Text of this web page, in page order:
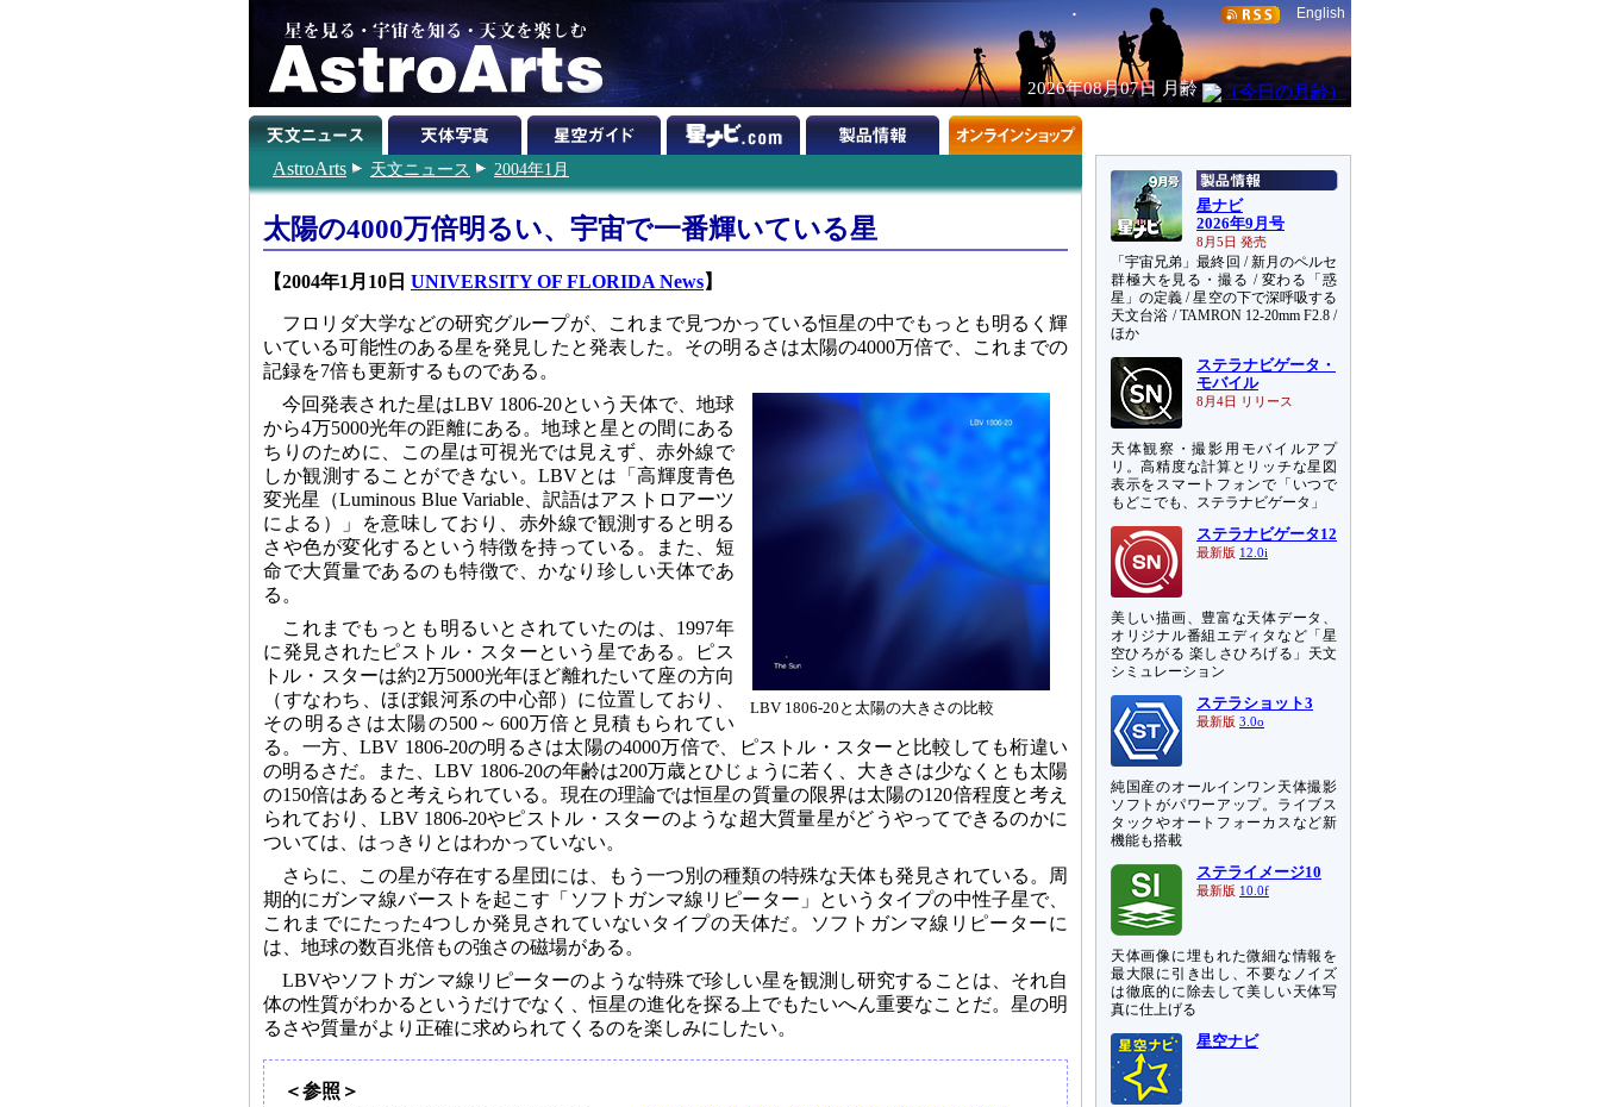
English
2026年08月07日 月齢
AstroArts 天文ニュース 2004年1月
太陽の4000万倍明るい、宇宙で一番輝いている星
【2004年1月10日 UNIVERSITY OF FLORIDA News】
フロリダ大学などの研究グループが、これまで見つかっている恒星の中でもっとも明るく輝
いている可能性のある星を発見したと発表した。その明るさは太陽の4000万倍で、これまでの
記録を7倍も更新するものである。
LBV 1806-20と太陽の大きさの比較
今回発表された星はLBV 1806-20という天体で、地球
から4万5000光年の距離にある。地球と星との間にある
ちりのために、この星は可視光では見えず、赤外線で
しか観測することができない。LBVとは「高輝度青色
変光星（Luminous Blue Variable、訳語はアストロアーツ
による）」を意味しており、赤外線で観測すると明る
さや色が変化するという特徴を持っている。また、短
命で大質量であるのも特徴で、かなり珍しい天体であ
る。
これまでもっとも明るいとされていたのは、1997年
に発見されたピストル・スターという星である。ピス
トル・スターは約2万5000光年ほど離れたいて座の方向
（すなわち、ほぼ銀河系の中心部）に位置しており、
その明るさは太陽の500～600万倍と見積もられてい
る。一方、LBV 1806-20の明るさは太陽の4000万倍で、ピストル・スターと比較しても桁違い
の明るさだ。また、LBV 1806-20の年齢は200万歳とひじょうに若く、大きさは少なくとも太陽
の150倍はあると考えられている。現在の理論では恒星の質量の限界は太陽の120倍程度と考え
られており、LBV 1806-20やピストル・スターのような超大質量星がどうやってできるのかに
ついては、はっきりとはわかっていない。
さらに、この星が存在する星団には、もう一つ別の種類の特殊な天体も発見されている。周
期的にガンマ線バーストを起こす「ソフトガンマ線リピーター」というタイプの中性子星で、
これまでにたった4つしか発見されていないタイプの天体だ。ソフトガンマ線リピーターに
は、地球の数百兆倍もの強さの磁場がある。
LBVやソフトガンマ線リピーターのような特殊で珍しい星を観測し研究することは、それ自
体の性質がわかるというだけでなく、恒星の進化を探る上でもたいへん重要なことだ。星の明
るさや質量がより正確に求められてくるのを楽しみにしたい。
＜参照＞
星ナビ
2026年9月号
8月5日 発売
「宇宙兄弟」最終回 / 新月のペルセ
群極大を見る・撮る / 変わる「惑
星」の定義 / 星空の下で深呼吸する
天文台浴 / TAMRON 12-20mm F2.8 /
ほか
ステラナビゲータ・
モバイル
8月4日 リリース
天体観察・撮影用モバイルアプ
リ。高精度な計算とリッチな星図
表示をスマートフォンで「いつで
もどこでも、ステラナビゲータ」
ステラナビゲータ12
最新版 12.0i
美しい描画、豊富な天体データ、
オリジナル番組エディタなど「星
空ひろがる 楽しさひろげる」天文
シミュレーション
ステラショット3
最新版 3.0o
純国産のオールインワン天体撮影
ソフトがパワーアップ。ライブス
タックやオートフォーカスなど新
機能も搭載
ステライメージ10
最新版 10.0f
天体画像に埋もれた微細な情報を
最大限に引き出し、不要なノイズ
は徹底的に除去して美しい天体写
真に仕上げる
星空ナビ